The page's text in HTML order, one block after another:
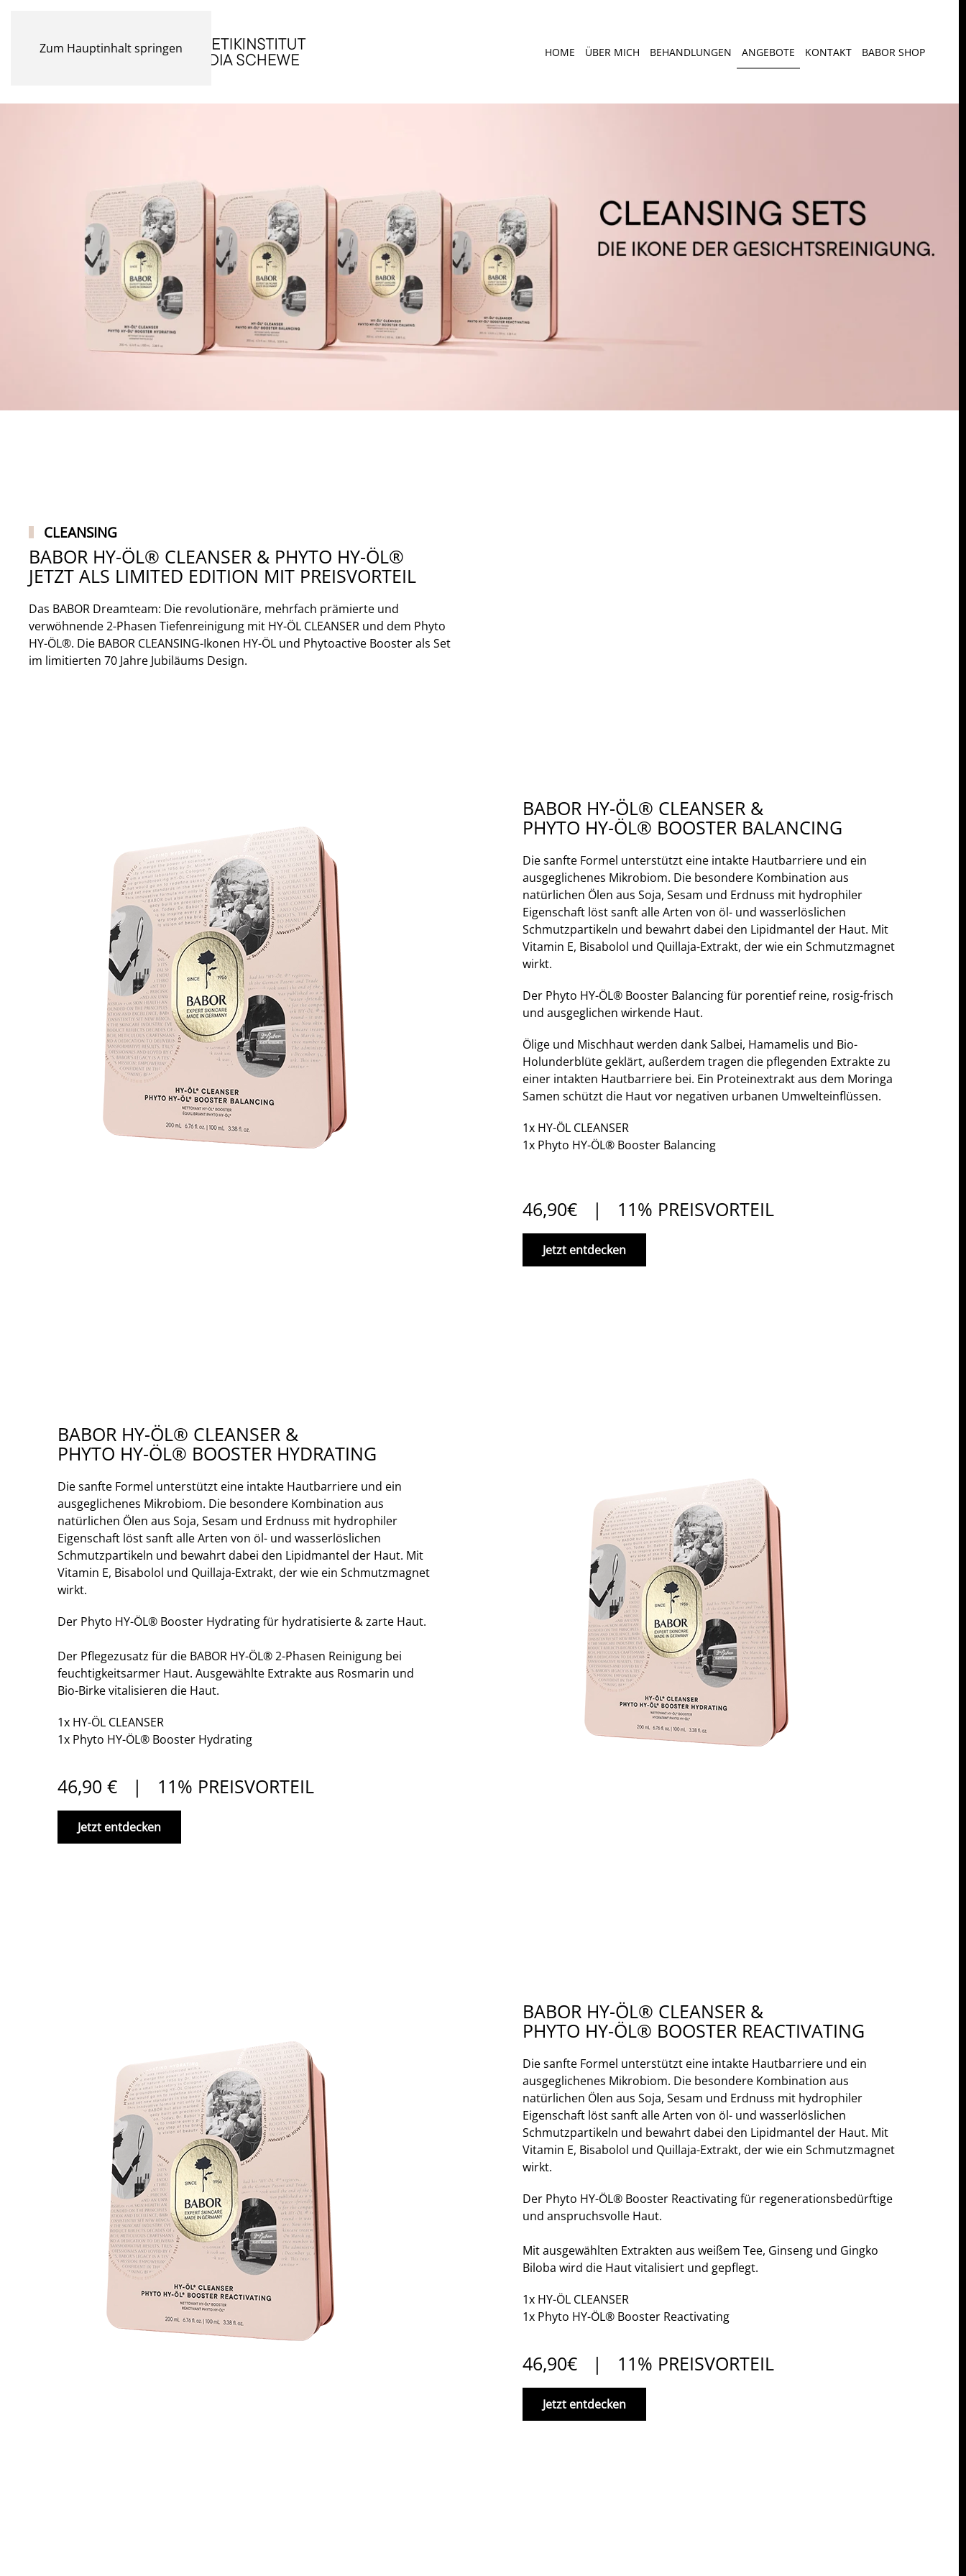
Zum Hauptinhalt springen HOME ÜBER MICH BEHANDLUNGEN ANGEBOTE KONTAKT BABOR SHOP
CLEANSING
BABOR HY-ÖL® CLEANSER & PHYTO HY-ÖL®
JETZT ALS LIMITED EDITION MIT PREISVORTEIL
Das BABOR Dreamteam: Die revolutionäre, mehrfach prämierte und
verwöhnende 2-Phasen Tiefenreinigung mit HY-ÖL CLEANSER und dem Phyto
HY-ÖL®. Die BABOR CLEANSING-Ikonen HY-ÖL und Phytoactive Booster als Set
im limitierten 70 Jahre Jubiläums Design.
BABOR HY-ÖL® CLEANSER &
PHYTO HY-ÖL® BOOSTER BALANCING
Die sanfte Formel unterstützt eine intakte Hautbarriere und ein
ausgeglichenes Mikrobiom. Die besondere Kombination aus
natürlichen Ölen aus Soja, Sesam und Erdnuss mit hydrophiler
Eigenschaft löst sanft alle Arten von öl- und wasserlöslichen
Schmutzpartikeln und bewahrt dabei den Lipidmantel der Haut. Mit
Vitamin E, Bisabolol und Quillaja-Extrakt, der wie ein Schmutzmagnet
wirkt.
Der Phyto HY-ÖL® Booster Balancing für porentief reine, rosig-frisch
und ausgeglichen wirkende Haut.
Ölige und Mischhaut werden dank Salbei, Hamamelis und Bio-
Holunderblüte geklärt, außerdem tragen die pflegenden Extrakte zu
einer intakten Hautbarriere bei. Ein Proteinextrakt aus dem Moringa
Samen schützt die Haut vor negativen urbanen Umwelteinflüssen.
1x HY-ÖL CLEANSER
1x Phyto HY-ÖL® Booster Balancing
46,90€ | 11% PREISVORTEIL
Jetzt entdecken
BABOR HY-ÖL® CLEANSER &
PHYTO HY-ÖL® BOOSTER HYDRATING
Die sanfte Formel unterstützt eine intakte Hautbarriere und ein
ausgeglichenes Mikrobiom. Die besondere Kombination aus
natürlichen Ölen aus Soja, Sesam und Erdnuss mit hydrophiler
Eigenschaft löst sanft alle Arten von öl- und wasserlöslichen
Schmutzpartikeln und bewahrt dabei den Lipidmantel der Haut. Mit
Vitamin E, Bisabolol und Quillaja-Extrakt, der wie ein Schmutzmagnet
wirkt.
Der Phyto HY-ÖL® Booster Hydrating für hydratisierte & zarte Haut.
Der Pflegezusatz für die BABOR HY-ÖL® 2-Phasen Reinigung bei
feuchtigkeitsarmer Haut. Ausgewählte Extrakte aus Rosmarin und
Bio-Birke vitalisieren die Haut.
1x HY-ÖL CLEANSER
1x Phyto HY-ÖL® Booster Hydrating
46,90 € | 11% PREISVORTEIL
Jetzt entdecken
BABOR HY-ÖL® CLEANSER &
PHYTO HY-ÖL® BOOSTER REACTIVATING
Die sanfte Formel unterstützt eine intakte Hautbarriere und ein
ausgeglichenes Mikrobiom. Die besondere Kombination aus
natürlichen Ölen aus Soja, Sesam und Erdnuss mit hydrophiler
Eigenschaft löst sanft alle Arten von öl- und wasserlöslichen
Schmutzpartikeln und bewahrt dabei den Lipidmantel der Haut. Mit
Vitamin E, Bisabolol und Quillaja-Extrakt, der wie ein Schmutzmagnet
wirkt.
Der Phyto HY-ÖL® Booster Reactivating für regenerationsbedürftige
und anspruchsvolle Haut.
Mit ausgewählten Extrakten aus weißem Tee, Ginseng und Gingko
Biloba wird die Haut vitalisiert und gepflegt.
1x HY-ÖL CLEANSER
1x Phyto HY-ÖL® Booster Reactivating
46,90€ | 11% PREISVORTEIL
Jetzt entdecken